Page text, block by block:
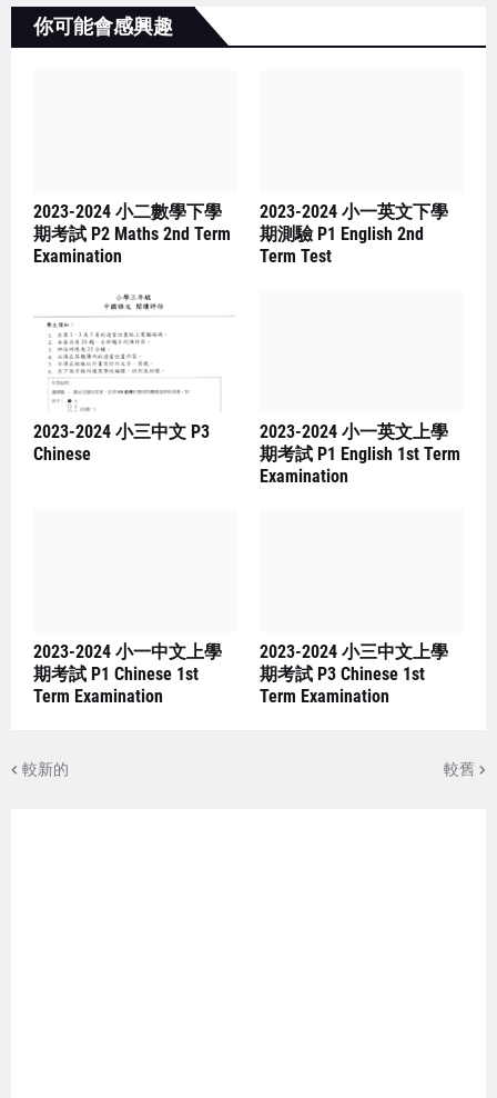
你可能會感興趣
2023-2024 小二數學下學
期考試 P2 Maths 2nd Term
Examination
2023-2024 小一英文下學
期測驗 P1 English 2nd
Term Test
2023-2024 小三中文 P3
Chinese
2023-2024 小一英文上學
期考試 P1 English 1st Term
Examination
2023-2024 小一中文上學
期考試 P1 Chinese 1st
Term Examination
2023-2024 小三中文上學
期考試 P3 Chinese 1st
Term Examination
較新的 較舊